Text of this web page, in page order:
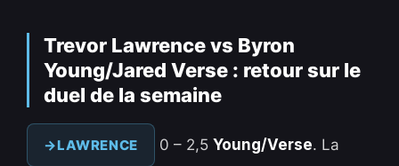
Trevor Lawrence vs Byron
Young/Jared Verse : retour sur le
duel de la semaine
LAWRENCE 0 – 2,5 Young/Verse. La